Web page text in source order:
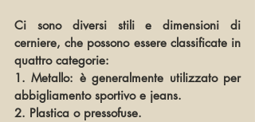
Ci sono diversi stili e dimensioni di
cerniere, che possono essere classificate in
quattro categorie:
1. Metallo: è generalmente utilizzato per
abbigliamento sportivo e jeans.
2. Plastica o pressofuse.